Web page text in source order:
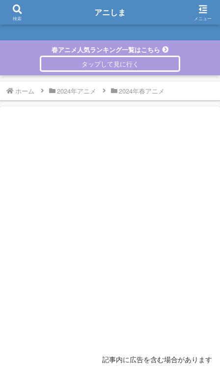
アニしま
春アニメ人気ランキング一覧はこちら
ホーム 2024年アニメ 2024年春アニメ
記事内に広告を含む場合があります
検索
アニしま
メニュー